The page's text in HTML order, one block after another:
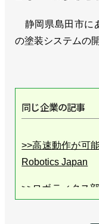
静岡県島田市に
の塗装システムの
同じ企業の記事
>>高速動作が可
Robotics Japan
>>ロボティクス